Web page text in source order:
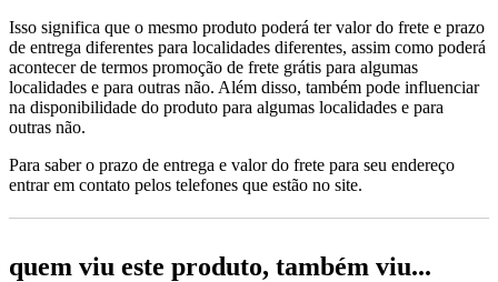
Isso significa que o mesmo produto poderá ter valor do frete e prazo
de entrega diferentes para localidades diferentes, assim como poderá
acontecer de termos promoção de frete grátis para algumas
localidades e para outras não. Além disso, também pode influenciar
na disponibilidade do produto para algumas localidades e para
outras não.
Para saber o prazo de entrega e valor do frete para seu endereço
entrar em contato pelos telefones que estão no site.
quem viu este produto, também viu...